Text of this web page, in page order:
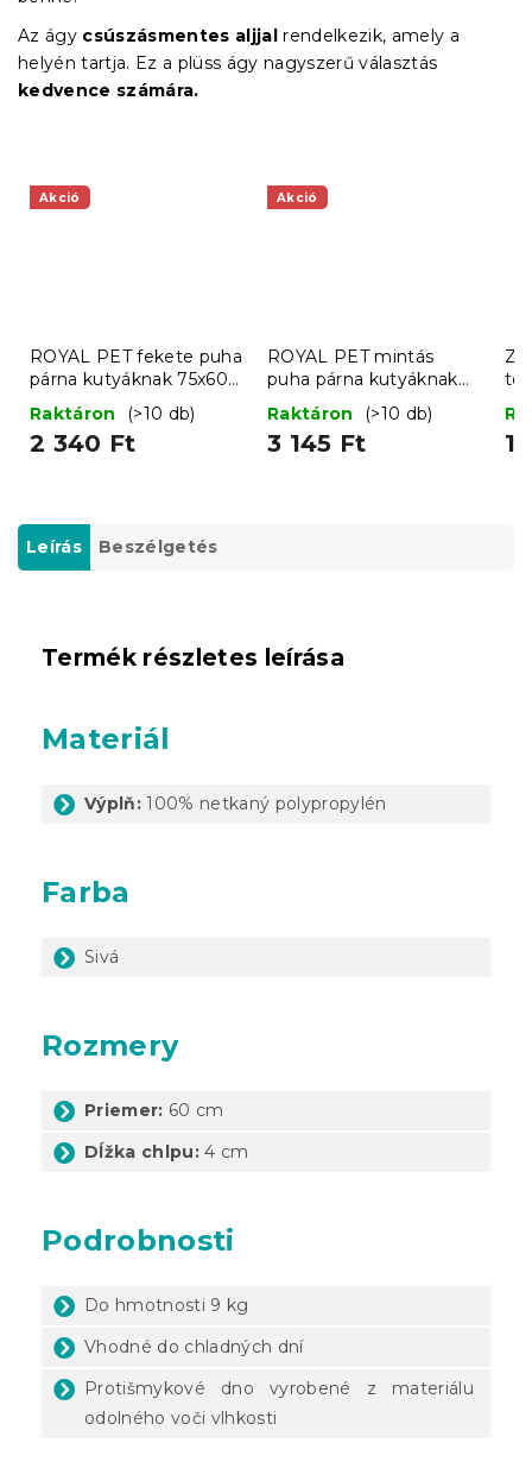
Az ágy csúszásmentes aljjal rendelkezik, amely a
helyén tartja. Ez a plüss ágy nagyszerű választás
kedvence számára.
Akció
ROYAL PET fekete puha
párna kutyáknak 75x60
cm
Raktáron (>10 db)
2 340 Ft
Akció
ROYAL PET mintás
puha párna kutyáknak
75x60 cm
Raktáron (>10 db)
3 145 Ft 1
Leírás Beszélgetés
Termék részletes leírása
Materiál
Výplň: 100% netkaný polypropylén
Farba
Sivá
Rozmery
Priemer: 60 cm
Dĺžka chlpu: 4 cm
Podrobnosti
Do hmotnosti 9 kg
Vhodné do chladných dní
Protišmykové dno vyrobené z materiálu
odolného voči vlhkosti